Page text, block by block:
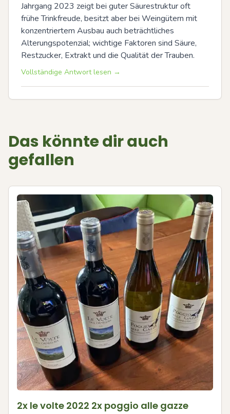
Jahrgang 2023 zeigt bei guter Säurestruktur oft
frühe Trinkfreude, besitzt aber bei Weingütern mit
konzentriertem Ausbau auch beträchtliches
Alterungspotenzial; wichtige Faktoren sind Säure,
Restzucker, Extrakt und die Qualität der Trauben.
Vollständige Antwort lesen →
Das könnte dir auch
gefallen
2x le volte 2022 2x poggio alle gazze